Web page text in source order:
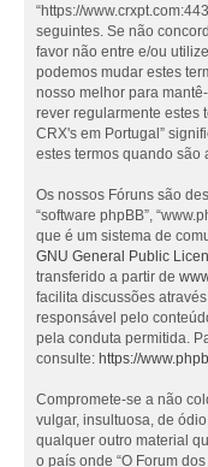
“https://
seguintes. Se não
favor não entre e/ou
podemos mudar estes
nosso melhor para
rever regularmente estes
CRX's em Portugal”
estes termos quando são
Os nossos Fóruns são
“software phpBB”,
que é um sistema de
GNU General Public
transferido a partir de
facilita discussões
responsável pelo
pela conduta permitida.
consulte: https://
Compromete-se a não
vulgar, insultuosa, de
qualquer outro material
o país onde “O Forum